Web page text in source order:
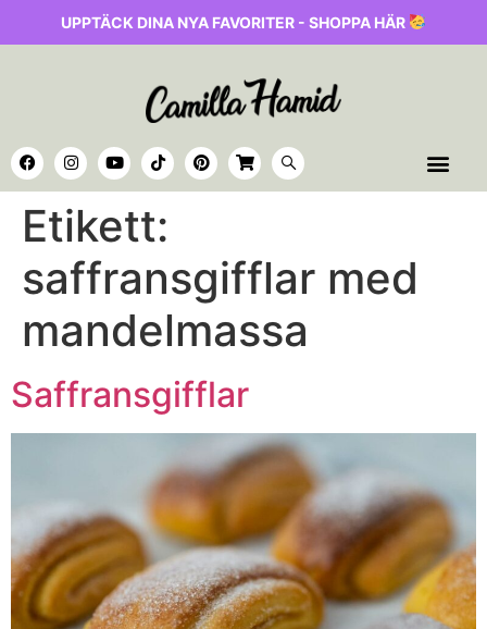
UPPTÄCK DINA NYA FAVORITER - SHOPPA HÄR
Etikett:
saffransgifflar med
mandelmassa
Saffransgifflar